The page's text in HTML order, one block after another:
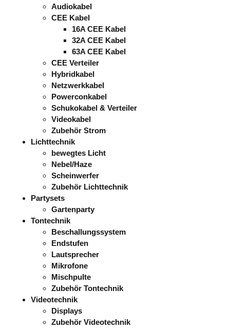
Audiokabel
CEE Kabel
16A CEE Kabel
32A CEE Kabel
63A CEE Kabel
CEE Verteiler
Hybridkabel
Netzwerkkabel
Powerconkabel
Schukokabel & Verteiler
Videokabel
Zubehör Strom
Lichttechnik
bewegtes Licht
Nebel/Haze
Scheinwerfer
Zubehör Lichttechnik
Partysets
Gartenparty
Tontechnik
Beschallungssystem
Endstufen
Lautsprecher
Mikrofone
Mischpulte
Zubehör Tontechnik
Videotechnik
Displays
Zubehör Videotechnik